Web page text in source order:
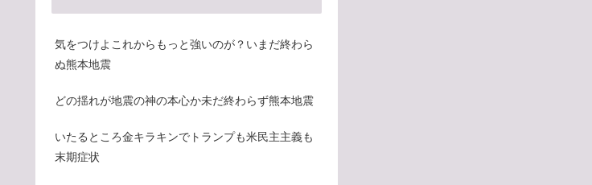
気をつけよこれからもっと強いのが？いまだ終わら
ぬ熊本地震
どの揺れが地震の神の本心か未だ終わらず熊本地震
いたるところ金キラキンでトランプも米民主主義も
末期症状